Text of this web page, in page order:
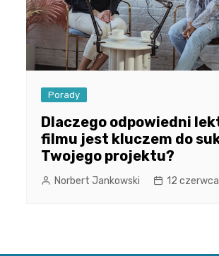
Porady
Dlaczego odpowiedni
filmu jest kluczem do
Twojego projektu?
Norbert Jankowski 12